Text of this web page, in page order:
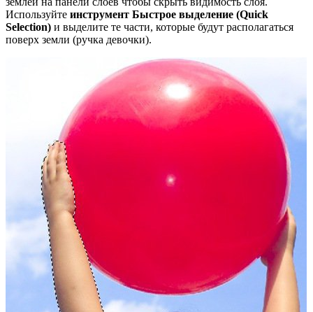
Используйте инструмент Быстрое выделение (Quick
Selection) и выделите те части, которые будут располагаться
поверх земли (ручка девочки).